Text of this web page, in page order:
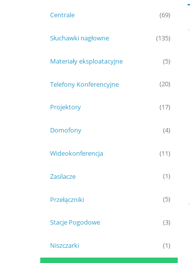
Centrale (69)
Słuchawki nagłowne (135)
Materiały eksploatacyjne (5)
Telefony Konferencyjne (20)
Projektory (17)
Domofony (4)
Wideokonferencja (11)
Zasilacze (1)
Przełączniki (5)
Stacje Pogodowe (3)
Niszczarki (1)